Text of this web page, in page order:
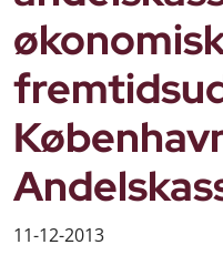
11-12-2013